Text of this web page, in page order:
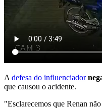
A defesa do influenciador
que causou o acidente.
"Esclarecemos que Renan